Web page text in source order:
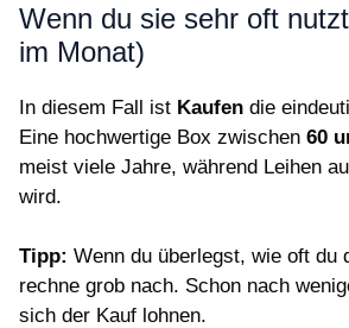
Wenn du sie sehr oft
im Monat)
In diesem Fall ist Kaufen die
Eine hochwertige Box zwischen 60
meist viele Jahre, während Leihen
wird.
Tipp: Wenn du überlegst, wie oft du
rechne grob nach. Schon nach
sich der Kauf lohnen.